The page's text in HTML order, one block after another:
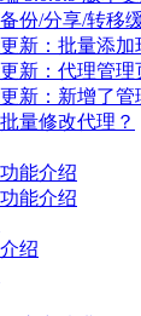
份/分享/转移
新：批量添
新：代理管
新：新增了
量修改代理？
能介绍
能介绍
绍